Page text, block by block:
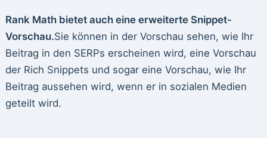
Rank Math bietet auch eine erweiterte Snippet-
Vorschau.Sie können in der Vorschau sehen, wie Ihr
Beitrag in den SERPs erscheinen wird, eine Vorschau
der Rich Snippets und sogar eine Vorschau, wie Ihr
Beitrag aussehen wird, wenn er in sozialen Medien
geteilt wird.